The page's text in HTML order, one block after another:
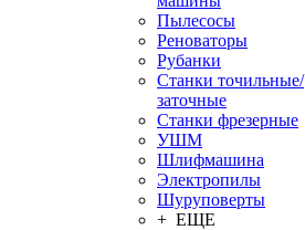
Пылесосы
Реноваторы
Рубанки
Станки точильные/
заточные
Станки фрезерные
УШМ
Шлифмашина
Электропилы
Шуруповерты
+ ЕЩЕ